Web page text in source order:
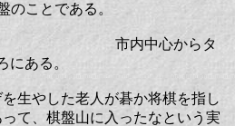
のことである。
市内中心からタ
にある。
生やした老人が碁か将棋を指し
て、棋盤山に入ったなという実